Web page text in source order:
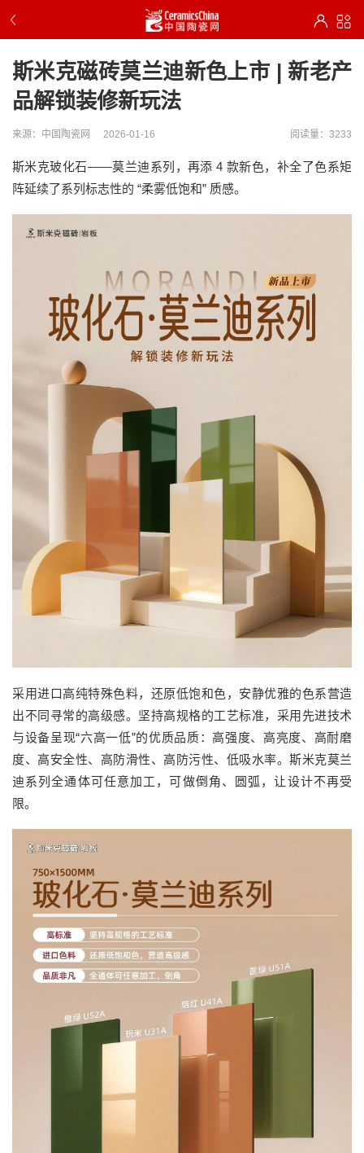
斯米克磁砖莫兰迪新色上市 | 新老产
品解锁装修新玩法
来源：中国陶瓷网 2026-01-16 阅读量：3233
斯米克玻化石——莫兰迪系列，再添 4 款新色，补全了色系矩
阵延续了系列标志性的 “柔雾低饱和” 质感。
采用进口高纯特殊色料，还原低饱和色，安静优雅的色系营造
出不同寻常的高级感。坚持高规格的工艺标准，采用先进技术
与设备呈现“六高一低”的优质品质：高强度、高亮度、高耐磨
度、高安全性、高防滑性、高防污性、低吸水率。斯米克莫兰
迪系列全通体可任意加工，可做倒角、圆弧，让设计不再受
限。